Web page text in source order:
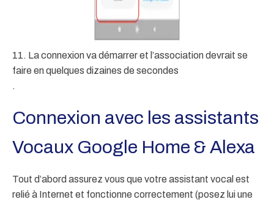
11. La connexion va démarrer et l’association devrait se
faire en quelques dizaines de secondes
.
Connexion avec les assistants
Vocaux Google Home & Alexa
Tout d’abord assurez vous que votre assistant vocal est
relié à Internet et fonctionne correctement (posez lui une